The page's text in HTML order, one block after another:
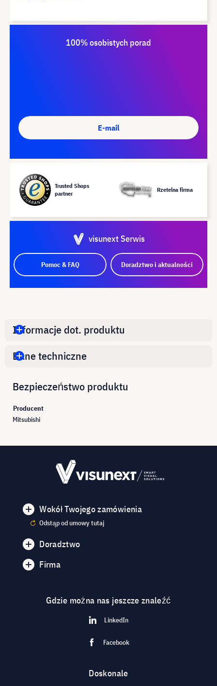
100% osobistych porad
E-mail
Trusted Shops
partner
Rzetelna firma
visunext Serwis
Pomoc & FAQ Doradztwo i aktualności
Informacje dot. produktu
Dane techniczne
Bezpieczeństwo produktu
Producent
Mitsubishi
Wokół Twojego zamówienia
Odstąp od umowy tutaj
Doradztwo
Firma
Gdzie można nas jeszcze znaleźć
LinkedIn
Facebook
Doskonale